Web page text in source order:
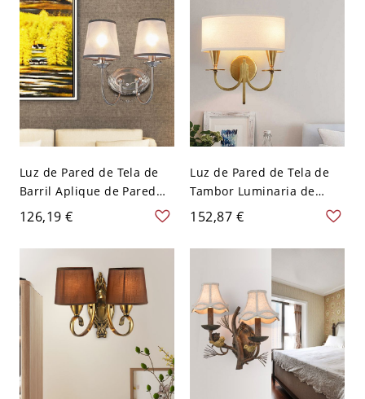
Luz de Pared de Tela de
Barril Aplique de Pared
Tradicional en Plata para
Dormitorio - Plata 110 A
120 V 2
126,19 €
Luz de Pared de Tela de
Tambor Luminaria de
Pared Tradicional en
Latón para Sala de Estar -
Latón 110 A 120 V 2
152,87 €